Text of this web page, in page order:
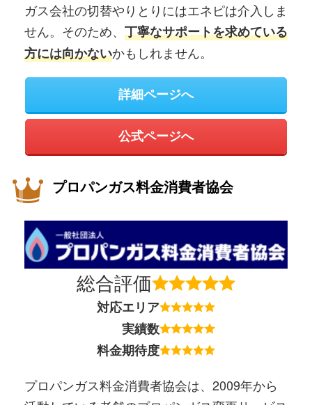
ガス会社の切替やりとりにはエネピは介入しま
せん。そのため、 丁寧なサポートを求めている
方には向かないかもしれません。
詳細ページへ
公式ページへ
プロパンガス料金消費者協会
総合評価
対応エリア
実績数
料金期待度
プロパンガス料金消費者協会は、2009年から